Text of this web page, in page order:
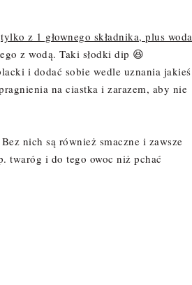
tylko z 1 głownego składnika, plus woda
z wodą. Taki słodki dip 😆
i dodać sobie wedle uznania jakieś
na ciastka i zarazem, aby nie
nich są również smaczne i zawsze
twaróg i do tego owoc niż pchać